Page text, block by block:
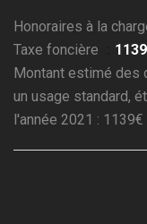
Honoraires à la
Taxe foncière
Montant estimé des
un usage standard,
l'année 2021 :